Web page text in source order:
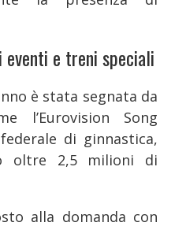
e treni speciali
è stata segnata da
l’Eurovision Song
di ginnastica,
oltre 2,5 milioni di
alla domanda con